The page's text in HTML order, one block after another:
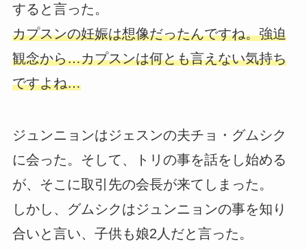
すると言った。
カプスンの妊娠は想像だったんですね。強迫
観念から…カプスンは何とも言えない気持ち
ですよね…
ジュンニョンはジェスンの夫チョ・グムシク
に会った。そして、トリの事を話をし始める
が、そこに取引先の会長が来てしまった。
しかし、グムシクはジュンニョンの事を知り
合いと言い、子供も娘2人だと言った。